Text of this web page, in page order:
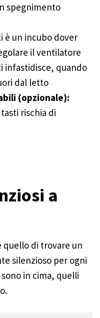
spegnimento
è un incubo dover
il ventilatore
infastidisce, quando
dal letto
(opzionale):
rischia di
a
quello di trovare un
silenzioso per ogni
in cima, quelli